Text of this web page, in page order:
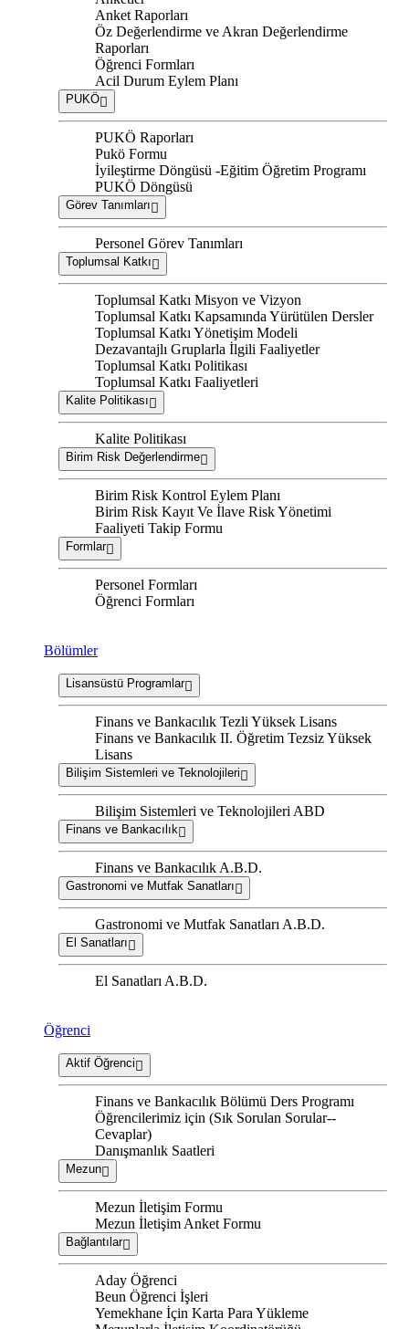
Anket Raporları
Öz Değerlendirme ve Akran Değerlendirme
Raporları
Öğrenci Formları
Acil Durum Eylem Planı
PUKÖ
PUKÖ Raporları
Pukö Formu
İyileştirme Döngüsü -Eğitim Öğretim Programı
PUKÖ Döngüsü
Görev Tanımları
Personel Görev Tanımları
Toplumsal Katkı
Toplumsal Katkı Misyon ve Vizyon
Toplumsal Katkı Kapsamında Yürütülen Dersler
Toplumsal Katkı Yönetişim Modeli
Dezavantajlı Gruplarla İlgili Faaliyetler
Toplumsal Katkı Politikası
Toplumsal Katkı Faaliyetleri
Kalite Politikası
Kalite Politikası
Birim Risk Değerlendirme
Birim Risk Kontrol Eylem Planı
Birim Risk Kayıt Ve İlave Risk Yönetimi
Faaliyeti Takip Formu
Formlar
Personel Formları
Öğrenci Formları
Bölümler
Lisansüstü Programlar
Finans ve Bankacılık Tezli Yüksek Lisans
Finans ve Bankacılık II. Öğretim Tezsiz Yüksek
Lisans
Bilişim Sistemleri ve Teknolojileri
Bilişim Sistemleri ve Teknolojileri ABD
Finans ve Bankacılık
Finans ve Bankacılık A.B.D.
Gastronomi ve Mutfak Sanatları
Gastronomi ve Mutfak Sanatları A.B.D.
El Sanatları
El Sanatları A.B.D.
Öğrenci
Aktif Öğrenci
Finans ve Bankacılık Bölümü Ders Programı
Öğrencilerimiz için (Sık Sorulan Sorular--
Cevaplar)
Danışmanlık Saatleri
Mezun
Mezun İletişim Formu
Mezun İletişim Anket Formu
Bağlantılar
Aday Öğrenci
Beun Öğrenci İşleri
Yemekhane İçin Karta Para Yükleme